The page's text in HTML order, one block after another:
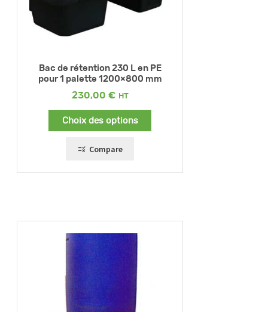
Bac de rétention 230 L en PE
pour 1 palette 1200×800 mm
230,00 €
Choix des options
Compare